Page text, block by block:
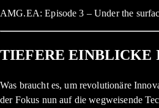
AMG.EA: Episode 3 – Under the
TIEFERE EINBLICKE
Was braucht es, um revolutionäre
der Fokus nun auf die wegweisende